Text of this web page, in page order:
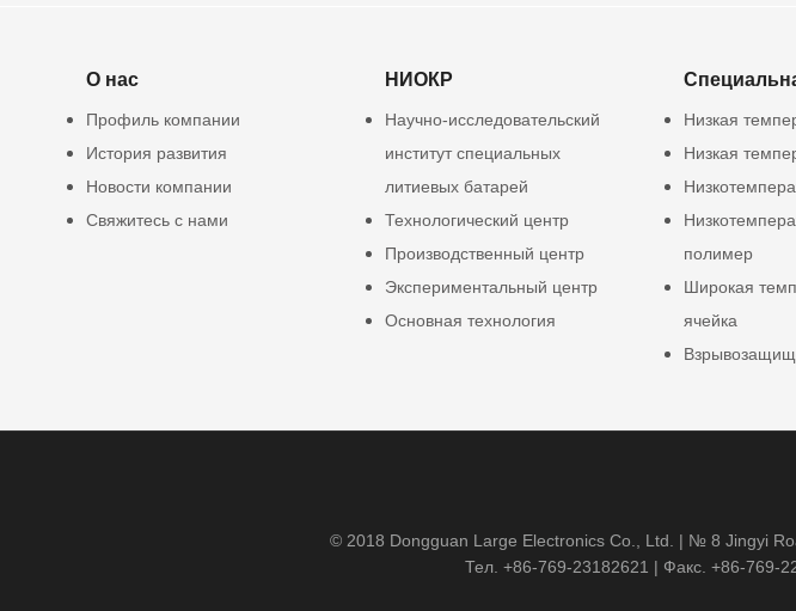
О нас
Профиль компании
История развития
Новости компании
Свяжитесь с нами
НИОКР
Научно-исследовательский
институт специальных
литиевых батарей
Технологический центр
Производственный центр
Экспериментальный центр
Основная технология
Низкая
Низкая
полимер
Широкая
ячейка
© 2018 Dongguan Large Electronics Co., Ltd. | № 8 Jingyi
Тел. +86-769-23182621 | Факс. +86-769-